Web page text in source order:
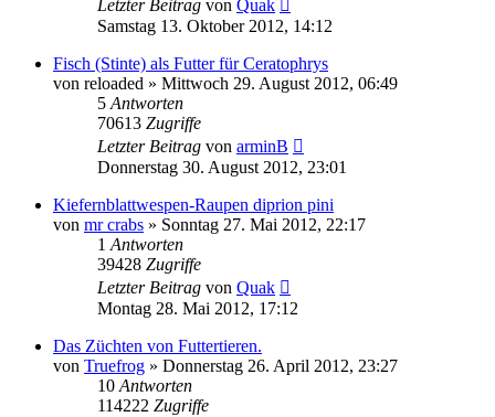
Letzter Beitrag von Quak
Samstag 13. Oktober 2012, 14:12
Fisch (Stinte) als Futter für Ceratophrys
von reloaded » Mittwoch 29. August 2012, 06:49
5 Antworten
70613 Zugriffe
Letzter Beitrag von arminB
Donnerstag 30. August 2012, 23:01
Kiefernblattwespen-Raupen diprion pini
von mr crabs » Sonntag 27. Mai 2012, 22:17
1 Antworten
39428 Zugriffe
Letzter Beitrag von Quak
Montag 28. Mai 2012, 17:12
Das Züchten von Futtertieren.
von Truefrog » Donnerstag 26. April 2012, 23:27
10 Antworten
114222 Zugriffe